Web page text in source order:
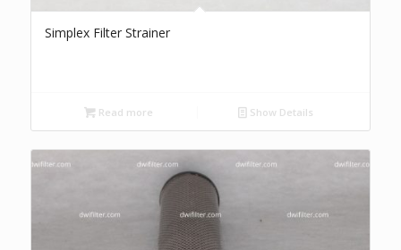
Simplex Filter Strainer
Read more Show Details